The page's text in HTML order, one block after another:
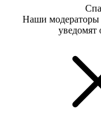
Наши модераторы
уведомят